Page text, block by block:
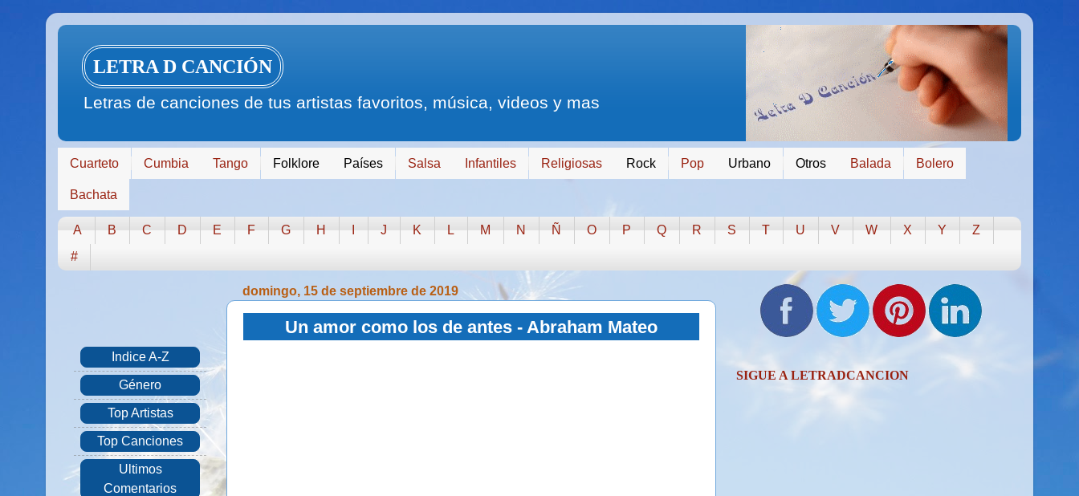
LETRA D CANCIÓN
Letras de canciones de tus artistas favoritos, música, videos y mas
Cuarteto Cumbia Tango Folklore Países Salsa Infantiles Religiosas Rock Pop Urbano Otros Balada Bolero
Bachata
A B C D E F G H J K L M N Ñ O P Q R S T U V W X Y
Z
#
domingo, 15 de septiembre de 2019
Un amor como los de antes - Abraham Mateo
Indice A-Z
Género
Top Artistas
Top Canciones
Ultimos
Comentarios
SIGUE A LETRADCANCION